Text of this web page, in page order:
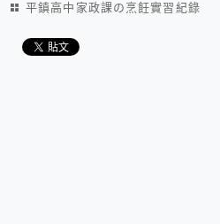
平鎮高中家政課の烹飪實習紀錄